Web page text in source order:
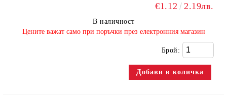
€1.12 2.19лв.
В наличност
​Цените важат само при поръчки през електронния магазин
Брой: